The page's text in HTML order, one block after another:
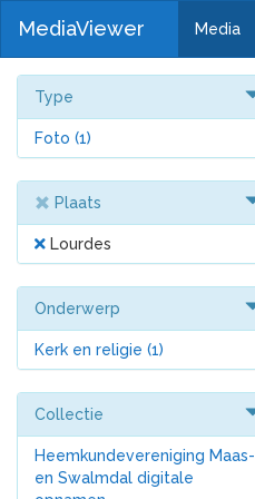
MediaViewer Media
Type
Foto (1)
Plaats
Lourdes
Onderwerp
Kerk en religie (1)
Collectie
Heemkundevereniging Maas-
en Swalmdal digitale